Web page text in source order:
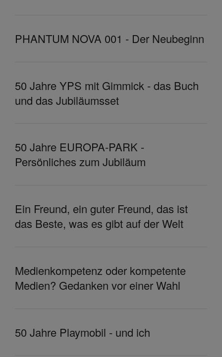
PHANTUM NOVA 001 - Der Neubeginn
50 Jahre YPS mit Gimmick - das Buch
und das Jubiläumsset
50 Jahre EUROPA-PARK -
Persönliches zum Jubiläum
Ein Freund, ein guter Freund, das ist
das Beste, was es gibt auf der Welt
Medienkompetenz oder kompetente
Medien? Gedanken vor einer Wahl
50 Jahre Playmobil - und ich